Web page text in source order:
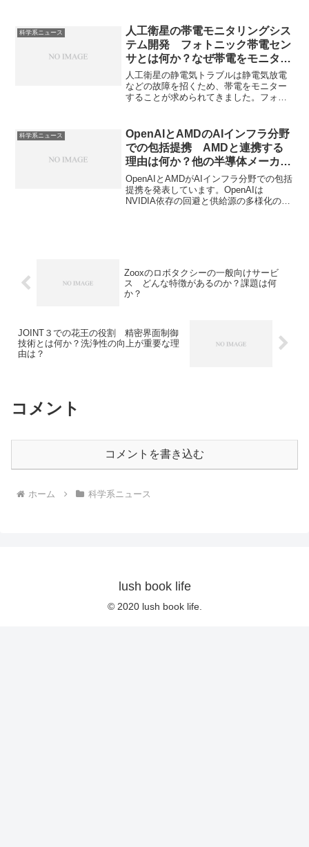
か知ることができます。
科学系ニュース
人工衛星の帯電モニタリングシス
テム開発 フォトニック帯電セン
サとは何か？なぜ帯電をモニター
することが重要なのか？
人工衛星の静電気トラブルは静電気放電
などの故障を招くため、帯電をモニター
することが求められてきました。フォト
するのかを知ることができます。
科学系ニュース
OpenAIとAMDのAIインフラ分野
での包括提携 AMDと連携する
理由は何か？他の半導体メーカー
との連携はどうか？
OpenAIとAMDがAIインフラ分野での包括
提携を発表しています。OpenAIは
NVIDIA依存の回避と供給源の多様化のた
Zooxのロボタクシーの一般向けサービ
ス どんな特徴があるのか？課題は何
か？
JOINT３での花王の役割 精密界面制御
技術とは何か？洗浄性の向上が重要な理
由は？
コメント
コメントを書き込む
ホーム 科学系ニュース
lush book life
© 2020 lush book life.